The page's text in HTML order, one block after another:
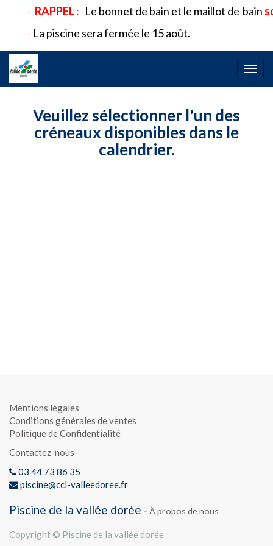
- RAPPEL: Le bonnet de bain et le maillot debain
-La piscine sera fermée le 15 août.
la
Veuillez sélectionner l'un des
créneaux disponibles dans le
calendrier.
Mentions légales
Conditions générales de ventes
Politique de Confidentialité
Contactez-nous
03 44 73 86 35
piscine@ccl-valleedoree.fr
Piscine de la vallée dorée - À propos de nous
Copyright © Piscine de la vallée dorée